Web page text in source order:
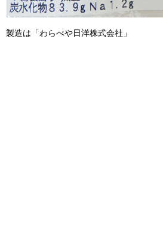
製造は「わらべや日洋株式会社」